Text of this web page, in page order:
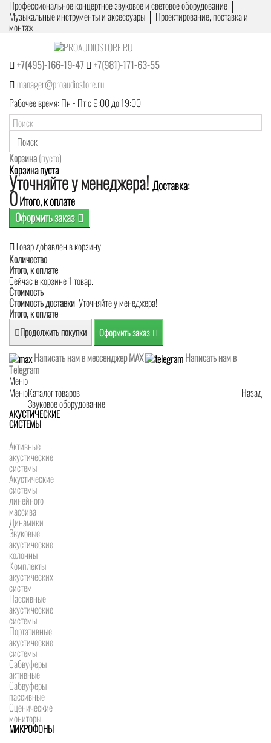
Профессиональное концертное звуковое и световое оборудование │
Музыкальные инструменты и аксессуары │ Проектирование, поставка и
монтаж
+7(495)-166-19-47
+7(981)-171-63-55
manager@proaudiostore.ru
Рабочее время: Пн - Пт с 9:00 до 19:00
Поиск
Корзина(пусто)
Корзина пуста
Уточняйте у менеджера! Доставка:
0Итого, к оплате
Оформить заказ
Товар добавлен в корзину
Количество
Итого, к оплате
Сейчас в корзине 1 товар.
Стоимость
Стоимость доставки Уточняйте у менеджера!
Итого, к оплате
Продолжить покупки Оформить заказ
Написать нам в мессенджер MAX
Написать нам в
Telegram
Меню
Меню
Назад
Каталог товаров
Звуковое оборудование
АКУСТИЧЕСКИЕ
СИСТЕМЫ
Активные
акустические
системы
Акустические
системы
линейного
массива
Динамики
Звуковые
акустические
колонны
Комплекты
акустических
систем
Пассивные
акустические
системы
Портативные
акустические
системы
Сабвуферы
активные
Сабвуферы
пассивные
Сценические
мониторы
МИКРОФОНЫ